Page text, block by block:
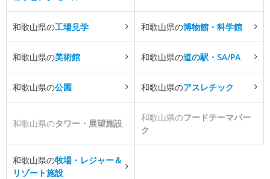
和歌山県の工場見学 和歌山県の博物館・科学館
和歌山県の美術館 和歌山県の道の駅・SA/PA
和歌山県の公園 和歌山県のアスレチック
和歌山県のタワー・展望施設
和歌山県のフードテーマパー
ク
和歌山県の牧場・レジャー＆
リゾート施設